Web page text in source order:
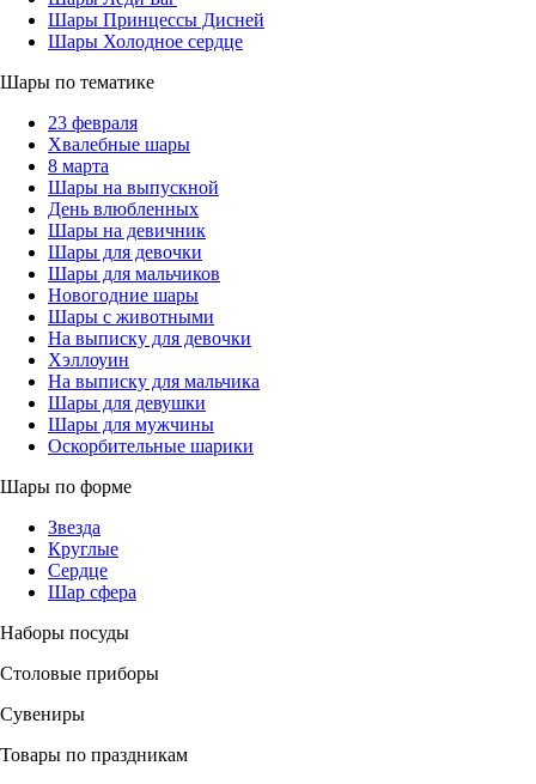
Шары Принцессы Дисней
Шары Холодное сердце
Шары по тематике
23 февраля
Хвалебные шары
8 марта
Шары на выпускной
День влюбленных
Шары на девичник
Шары для девочки
Шары для мальчиков
Новогодние шары
Шары с животными
На выписку для девочки
Хэллоуин
На выписку для мальчика
Шары для девушки
Шары для мужчины
Оскорбительные шарики
Шары по форме
Звезда
Круглые
Сердце
Шар сфера
Наборы посуды
Столовые приборы
Сувениры
Товары по праздникам